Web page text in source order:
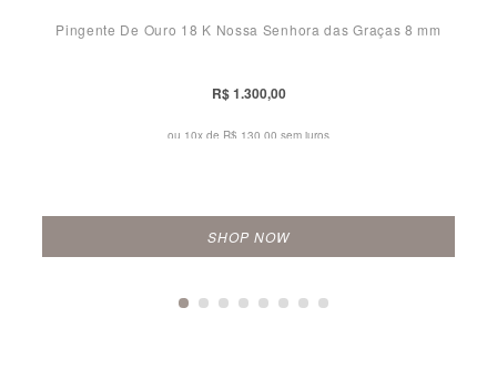
Pingente De Ouro 18 K Nossa Senhora das Graças 8 mm
R$ 1.300,00
ou 10x de R$ 130,00 sem juros
SHOP NOW